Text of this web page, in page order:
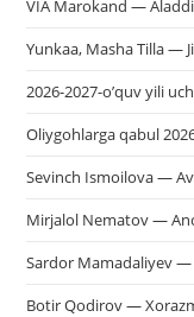
VIA Marokand —
Yunkaa, Masha Tilla —
2026-2027-o’quv yili
Oliygohlarga qabul
Sevinch Ismoilova —
Mirjalol Nematov —
Sardor Mamadaliyev —
Botir Qodirov —